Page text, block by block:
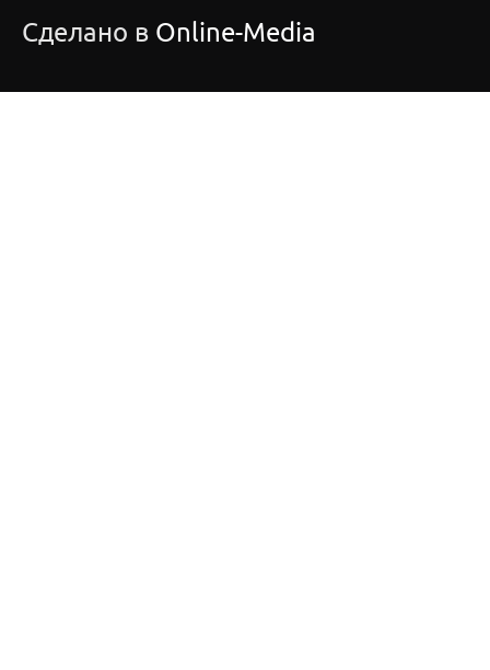
Сделано в Online-Media